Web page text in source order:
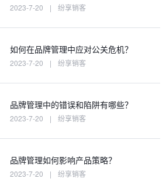
2023-7-20 | 纷享销客
如何在品牌管理中应对公关危机？
2023-7-20 | 纷享销客
品牌管理中的错误和陷阱有哪些？
2023-7-20 | 纷享销客
品牌管理如何影响产品策略？
2023-7-20 | 纷享销客